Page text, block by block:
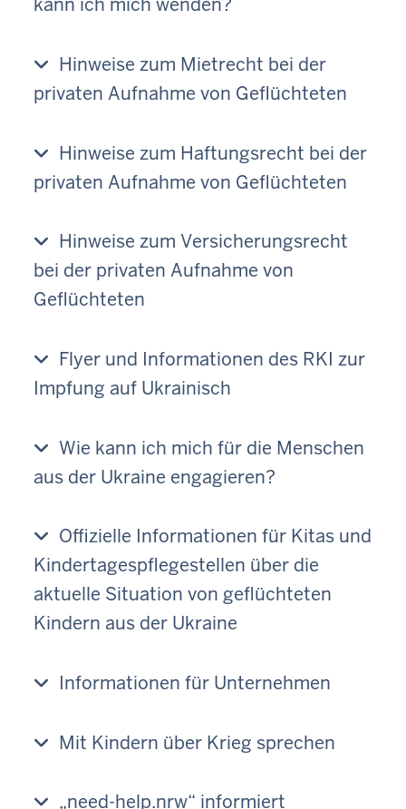
kann ich mich wenden?
Hinweise zum Mietrecht bei der
privaten Aufnahme von Geflüchteten
Hinweise zum Haftungsrecht bei der
privaten Aufnahme von Geflüchteten
Hinweise zum Versicherungsrecht
bei der privaten Aufnahme von
Geflüchteten
Flyer und Informationen des RKI zur
Impfung auf Ukrainisch
Wie kann ich mich für die Menschen
aus der Ukraine engagieren?
Offizielle Informationen für Kitas und
Kindertagespflegestellen über die
aktuelle Situation von geflüchteten
Kindern aus der Ukraine
Informationen für Unternehmen
Mit Kindern über Krieg sprechen
„need-help.nrw“ informiert